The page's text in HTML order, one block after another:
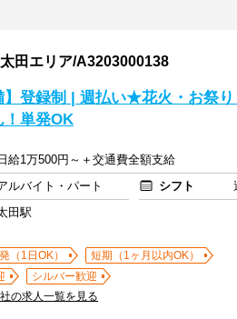
田エリア/A3203000138
】登録制 | 週払い★花火・お祭
！単発OK
日給1万500円～＋交通費全額支給
ルバイト・パート シフト
田駅
（1日OK）
短期（1ヶ月以内OK）
シルバー歓迎
の求人一覧を見る